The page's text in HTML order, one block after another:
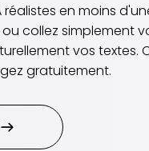
réalistes en moins
ou collez simplement
vos textes.
gratuitement.